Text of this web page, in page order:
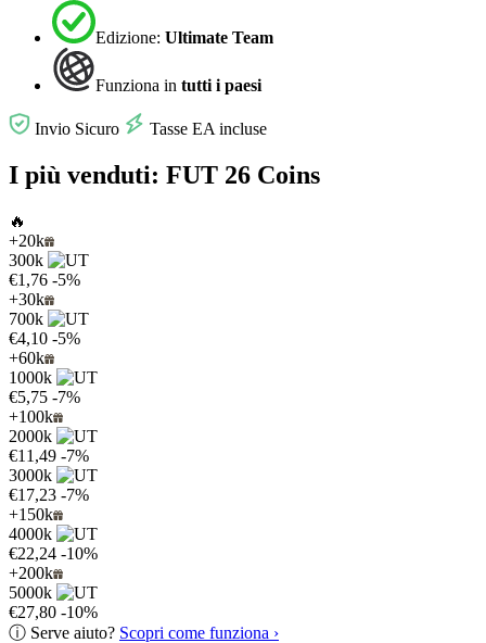
Edizione: Ultimate Team
Funziona in tutti i paesi
Invio Sicuro Tasse EA incluse
I più venduti: FUT 26 Coins
🔥
+20k
300k
€1,76 -5%
+30k
700k
€4,10 -5%
+60k
1000k
€5,75 -7%
+100k
2000k
€11,49 -7%
3000k
€17,23 -7%
+150k
4000k
€22,24 -10%
+200k
5000k
€27,80 -10%
ⓘ Serve aiuto? Scopri come funziona ›